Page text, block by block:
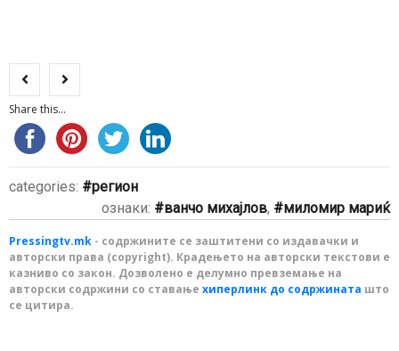
Share this...
categories:
регион
ознаки:
ванчо михајлов, миломир мариќ
Pressingtv.mk - содржините се заштитени со издавачки и
авторски права (copyright). Крадењето на авторски текстови е
казниво со закон. Дозволено е делумно превземање на
авторски содржини со ставање хиперлинк до содржината што
се цитира.